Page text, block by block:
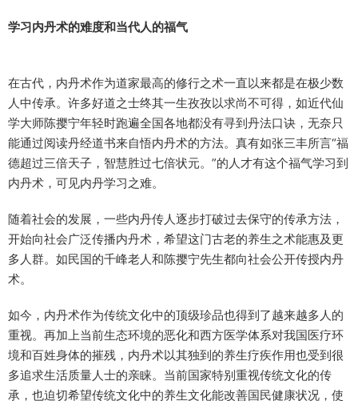
学习内丹术的难度和当代人的福气
在古代，内丹术作为道家最高的修行之术一直以来都是在极少数
人中传承。许多好道之士终其一生孜孜以求尚不可得，如近代仙
学大师陈撄宁年轻时跑遍全国各地都没有寻到丹法口诀，无奈只
能通过阅读丹经道书来自悟内丹术的方法。真有如张三丰所言“福
德超过三倍天子，智慧胜过七倍状元。”的人才有这个福气学习到
内丹术，可见内丹学习之难。
随着社会的发展，一些内丹传人逐步打破过去保守的传承方法，
开始向社会广泛传播内丹术，希望这门古老的养生之术能惠及更
多人群。如民国的千峰老人和陈撄宁先生都向社会公开传授内丹
术。
如今，内丹术作为传统文化中的顶级珍品也得到了越来越多人的
重视。再加上当前生态环境的恶化和西方医学体系对我国医疗环
境和百姓身体的摧残，内丹术以其独到的养生疗疾作用也受到很
多追求生活质量人士的亲睐。当前国家特别重视传统文化的传
承，也迫切希望传统文化中的养生文化能改善国民健康状况，使